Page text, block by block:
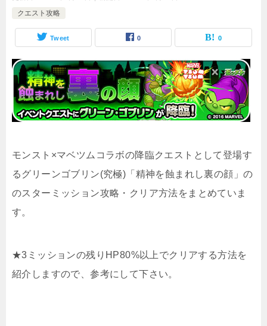
クエスト攻略
Tweet 0 0
モンスト×マベツムコラボの降臨クエストとして登場す
るグリーンゴブリン(究極)「精神を蝕まれし裏の顔」の
のスターミッション攻略・クリア方法をまとめていま
す。
★3ミッションの残りHP80%以上でクリアする方法を
紹介しますので、参考にして下さい。